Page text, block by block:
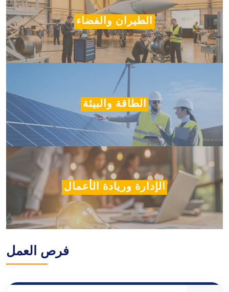
الطيران والفضاء
الطاقة والبيئة
الإدارة وريادة الأعمال
فرص العمل